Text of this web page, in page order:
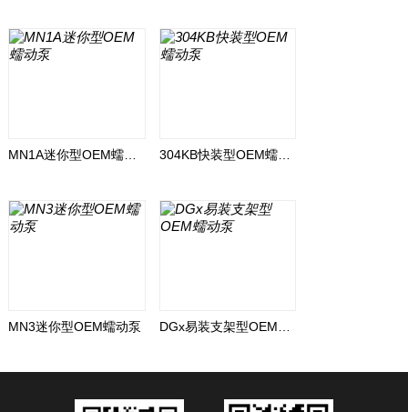
MN1A迷你型OEM蠕动泵 304KB快装型OEM蠕动泵
MN3迷你型OEM蠕动泵